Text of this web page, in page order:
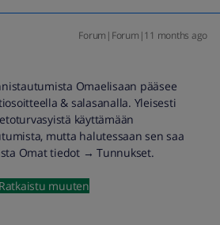
Forum|Forum|11 months ago
Omaelisaan pääsee
& salasanalla. Yleisesti
käyttämään
mutta halutessaan sen saa
Omat tiedot → Tunnukset.
Ratkaistu muuten